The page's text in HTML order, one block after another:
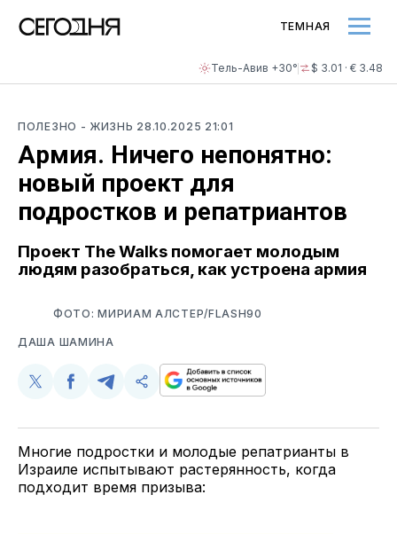
Тель-Авив +30° $ 3.01 · € 3.48
ТЕМНАЯ
ПОЛЕЗНО - ЖИЗНЬ 28.10.2025 21:01
Армия. Ничего непонятно:
новый проект для
подростков и репатриантов
Проект The Walks помогает молодым
людям разобраться, как устроена армия
ФОТО: МИРИАМ АЛСТЕР/FLASH90
ДАША ШАМИНА
Поделиться
Twitter
Поделиться
Facebook
Поделиться
Telegram
Скопируйте
поделитесь
Многие подростки и молодые репатрианты в
Израиле испытывают растерянность, когда
подходит время призыва: